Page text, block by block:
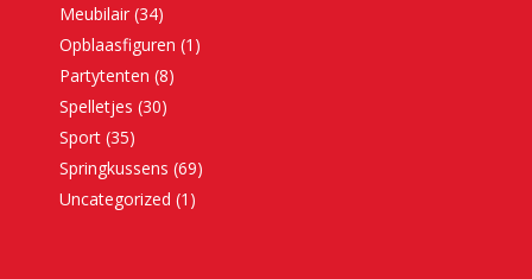
Meubilair (34)
Opblaasfiguren (1)
Partytenten (8)
Spelletjes (30)
Sport (35)
Springkussens (69)
Uncategorized (1)